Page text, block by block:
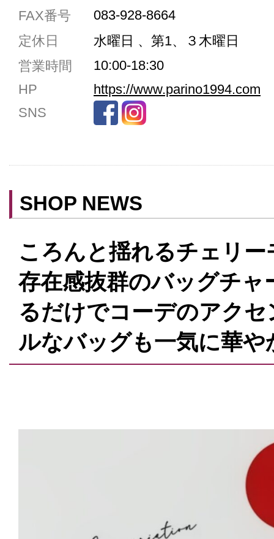
共用トイレ
女性用トイレ
ベビールーム
禁煙
予約可
FAX番号
083-928-8664
定休日
水曜日 、第1、３木曜日
営業時間
10:00-18:30
HP
https://www.parino1994.com
SNS
SHOP NEWS
ころんと揺れるチェリ
存在感抜群のバッグチ
るだけでコーデのアク
ルなバッグも一気に華や